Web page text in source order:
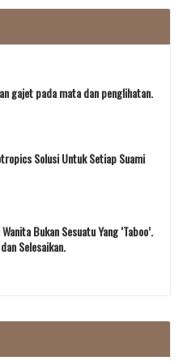
gajet pada mata dan penglihatan.
Solusi Untuk Setiap Suami
Bukan Sesuatu Yang ‘Taboo’.
Selesaikan.